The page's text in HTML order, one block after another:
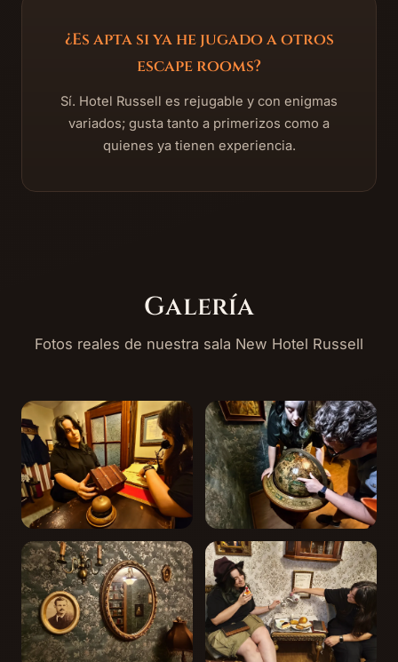
¿Es apta si ya he jugado a otros
escape rooms?
Sí. Hotel Russell es rejugable y con enigmas
variados; gusta tanto a primerizos como a
quienes ya tienen experiencia.
Galería
Fotos reales de nuestra sala New Hotel Russell